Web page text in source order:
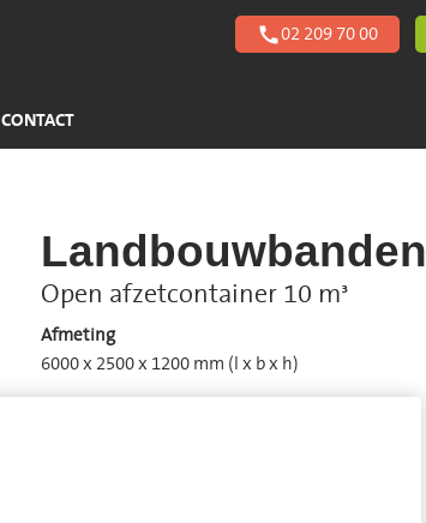
call02 209 70 00
> Meer afvalstromen
> Meer afvalstromen
CONTACT
Open afzetcontainer 10 m³
Afmeting
6000 x 2500 x 1200 mm (l x b x h)